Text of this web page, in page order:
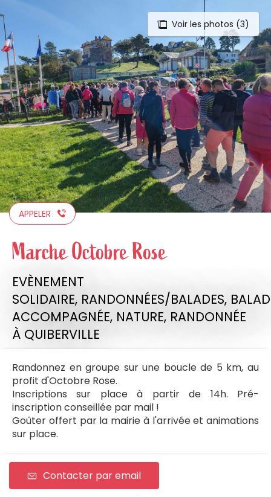
Aller
au
contenu
principal
Voir les photos (3)
APPELER
Marche Octobre Rose
EVÈNEMENT
SOLIDAIRE, RANDONNÉES/BALADES,
ACCOMPAGNÉE, NATURE, RANDONNÉE
À QUIBERVILLE
Randonnez en groupe sur une boucle de 5 km, au
profit d'Octobre Rose.
Inscriptions sur place à partir de 14h. Pré-
inscription conseillée par mail !
Goûter offert par la mairie à l'arrivée et animations
sur place.
Contacter par email